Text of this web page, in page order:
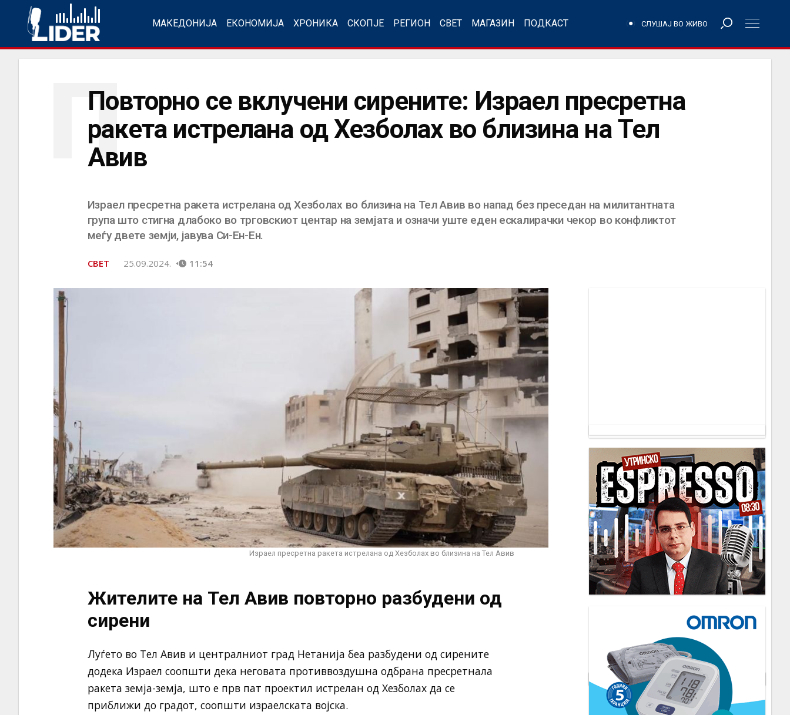
МАКЕДОНИЈА ЕКОНОМИЈА ХРОНИКА СКОПЈЕ РЕГИОН СВЕТ МАГАЗИН ПОДКАСТ СЛУШАЈ ВО ЖИВО
Повторно се вклучени сирените: Израел пресретна
ракета истрелана од Хезболах во близина на Тел
Авив
П
Израел пресретна ракета истрелана од Хезболах во близина на Тел Авив во напад без преседан на милитантната
група што стигна длабоко во трговскиот центар на земјата и означи уште еден ескалирачки чекор во конфликтот
меѓу двете земји, јавува Си-Ен-Ен.
СВЕТ 25.09.2024. 11:54
Израел пресретна ракета истрелана од Хезболах во близина на Тел Авив
Жителите на Тел Авив повторно разбудени од
сирени
Луѓето во Тел Авив и централниот град Нетанија беа разбудени од сирените
додека Израел соопшти дека неговата противвоздушна одбрана пресретнала
ракета земја-земја, што е прв пат проектил истрелан од Хезболах да се
приближи до градот, соопшти израелската војска.